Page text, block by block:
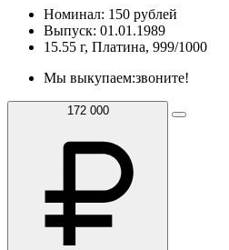
Номинал: 150 рублей
Выпуск: 01.01.1989
15.55 г, Платина, 999/1000
Мы выкупаем:звоните!
172 000